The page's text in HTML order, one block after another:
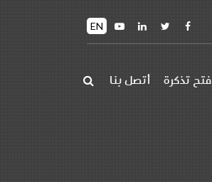
EN
فتح تذكرة أتصل بنا